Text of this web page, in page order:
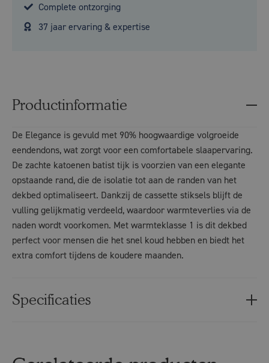
Complete ontzorging
37 jaar ervaring & expertise
Productinformatie
De Elegance is gevuld met 90% hoogwaardige volgroeide
eendendons, wat zorgt voor een comfortabele slaapervaring.
De zachte katoenen batist tijk is voorzien van een elegante
opstaande rand, die de isolatie tot aan de randen van het
dekbed optimaliseert. Dankzij de cassette stiksels blijft de
vulling gelijkmatig verdeeld, waardoor warmteverlies via de
naden wordt voorkomen. Met warmteklasse 1 is dit dekbed
perfect voor mensen die het snel koud hebben en biedt het
extra comfort tijdens de koudere maanden.
Specificaties